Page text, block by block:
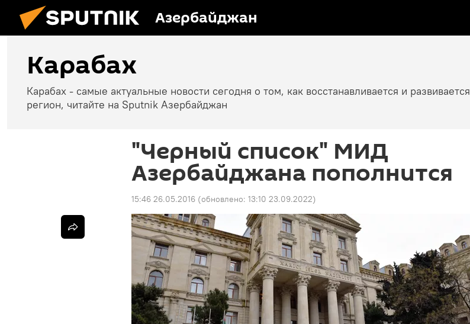
Азербайджан
Карабах
Карабах - самые актуальные новости сегодня о том, как восстанавливается и развивается
регион, читайте на Sputnik Азербайджан
"Черный список" МИД
Азербайджана пополнится
15:46 26.05.2016 (обновлено: 13:10 23.09.2022)